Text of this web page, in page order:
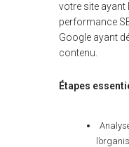
votre site ayant
performance
Google ayant
contenu.
Étapes